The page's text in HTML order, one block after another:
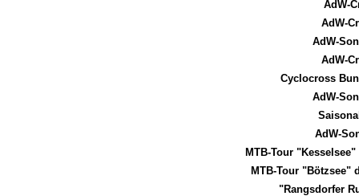
AdW-
AdW-
AdW-
AdW-
Cyclocross
AdW-
AdW-
MTB-Tour
MTB-Tour "Bötzsee"
"Rangsdorfer